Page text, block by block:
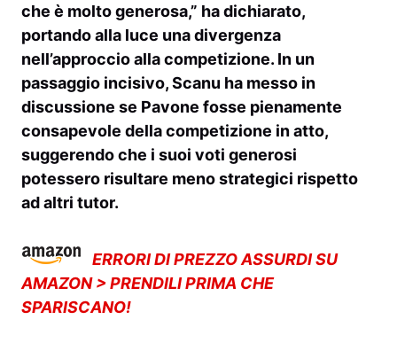
che è molto generosa,” ha dichiarato,
portando alla luce una divergenza
nell’approccio alla competizione. In un
passaggio incisivo, Scanu ha messo in
discussione se Pavone fosse pienamente
consapevole della competizione in atto,
suggerendo che i suoi voti generosi
potessero risultare meno strategici rispetto
ad altri tutor.
ERRORI DI PREZZO ASSURDI SU
AMAZON > PRENDILI PRIMA CHE
SPARISCANO!